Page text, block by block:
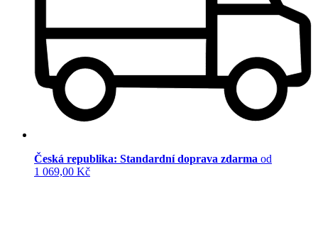
Česká republika: Standardní doprava zdarma od
1 069,00 Kč